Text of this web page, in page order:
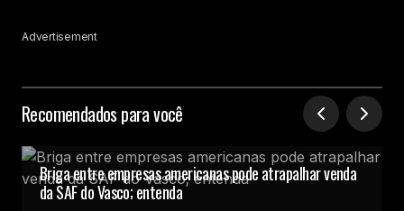
Advertisement
Recomendados para você
Briga entre empresas americanas pode atrapalhar venda
da SAF do Vasco; entenda